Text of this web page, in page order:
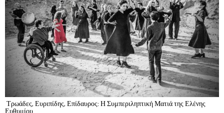
Τρωάδες, Ευριπίδης, Επίδαυρος: Η Συμπεριληπτική Ματιά της Ελένης
Ευθυμίου